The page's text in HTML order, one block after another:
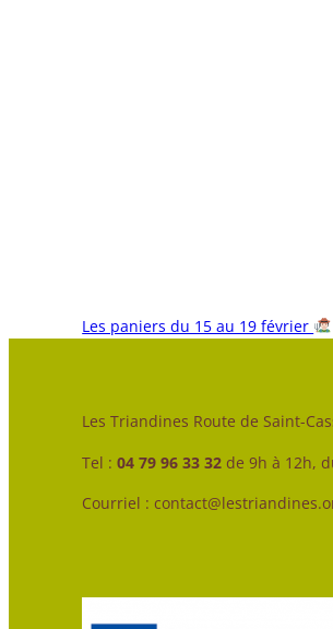
Les paniers du 15 au 19 février
Les Triandines Route de Saint-
Tel :04 79 96 33 32 de 9h à 12h,
Courriel :